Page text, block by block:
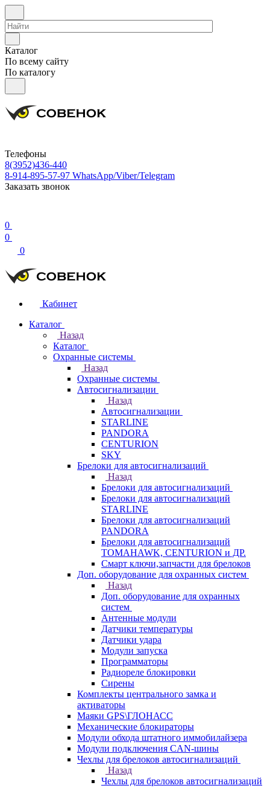
Каталог
По всему сайту
По каталогу
Телефоны
8(3952)436-440
8-914-895-57-97 WhatsApp/Viber/Telegram
Заказать звонок
0
0
0
Кабинет
Каталог
Назад
Каталог
Охранные системы
Назад
Охранные системы
Автосигнализации
Назад
Автосигнализации
STARLINE
PANDORA
CENTURION
SKY
Брелоки для автосигнализаций
Назад
Брелоки для автосигнализаций
Брелоки для автосигнализаций
STARLINE
Брелоки для автосигнализаций
PANDORA
Брелоки для автосигнализаций
TOMAHAWK, CENTURION и ДР.
Смарт ключи,запчасти для брелоков
Доп. оборудование для охранных систем
Назад
Доп. оборудование для охранных
систем
Антенные модули
Датчики температуры
Датчики удара
Модули запуска
Программаторы
Радиореле блокировки
Сирены
Комплекты центрального замка и
активаторы
Маяки GPS\ГЛОНАСС
Механические блокираторы
Модули обхода штатного иммобилайзера
Модули подключения CAN-шины
Чехлы для брелоков автосигнализаций
Назад
Чехлы для брелоков автосигнализаций